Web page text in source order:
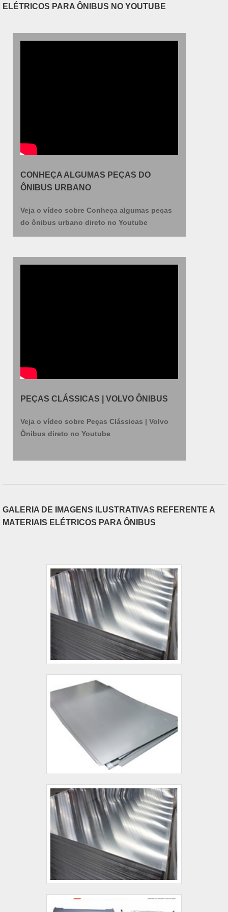
aí, aqui é possível contar com pagamento
pronta entrega..
passageirosAlém disso, o parabrisa tem como
parabrisas para veículos de grande porte, tais
extremamente essencial que ele seja adquirido
fazer uma rápida pesquisa, logo será possível
identificar a Federal Bus como a melhor opção,
e confiança tanto em seu atendimento quanto em
seus produtos.o melhor Parabrisa para ônibus no
comercialização de peças para Carrocerias de
ELÉTRICOS PARA ÔNIBUS NO YOUTUBE
CONHEÇA ALGUMAS PEÇAS DO
ÔNIBUS URBANO
Veja o vídeo sobre Conheça algumas peças
do ônibus urbano direto no Youtube
PEÇAS CLÁSSICAS | VOLVO ÔNIBUS
Veja o vídeo sobre Peças Clássicas | Volvo
Ônibus direto no Youtube
GALERIA DE IMAGENS ILUSTRATIVAS REFERENTE A
MATERIAIS ELÉTRICOS PARA ÔNIBUS